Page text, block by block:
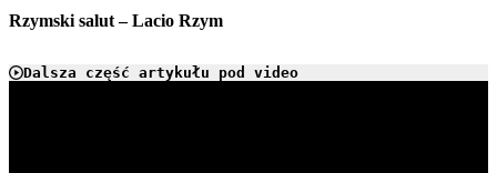
Rzymski salut – Lacio Rzym
Dalsza część artykułu pod video